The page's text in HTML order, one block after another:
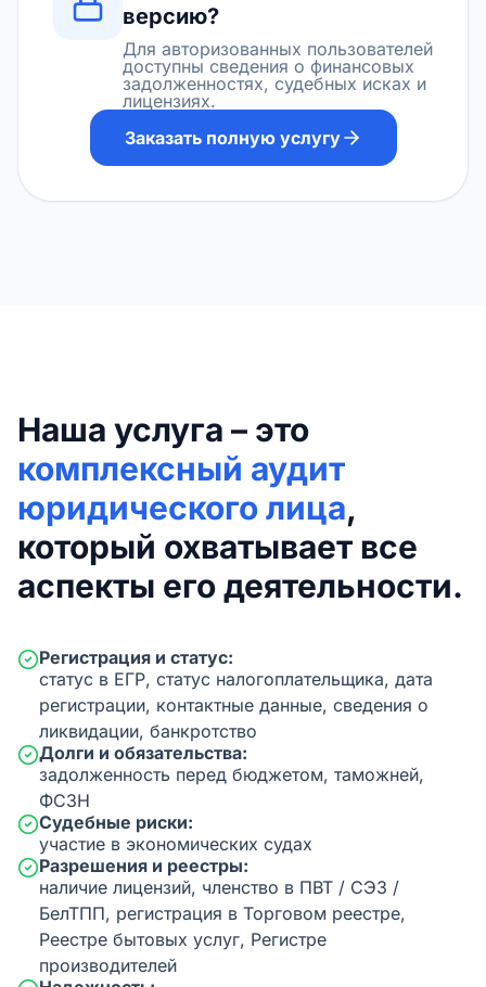
версию?
Для авторизованных пользователей
доступны сведения о финансовых
задолженностях, судебных исках и
лицензиях.
Заказать полную услугу
Наша услуга – это
комплексный аудит
юридического лица,
который охватывает все
аспекты его деятельности.
Регистрация и статус:
статус в ЕГР, статус налогоплательщика, дата
регистрации, контактные данные, сведения о
ликвидации, банкротство
Долги и обязательства:
задолженность перед бюджетом, таможней,
ФСЗН
Судебные риски:
участие в экономических судах
Разрешения и реестры:
наличие лицензий, членство в ПВТ / СЭЗ /
БелТПП, регистрация в Торговом реестре,
Реестре бытовых услуг, Регистре
производителей